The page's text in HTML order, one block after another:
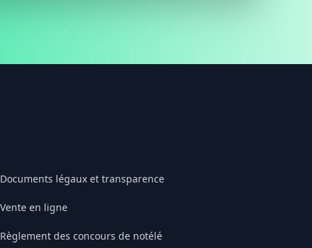
Documents légaux et transparence
Vente en ligne
Règlement des concours de notélé